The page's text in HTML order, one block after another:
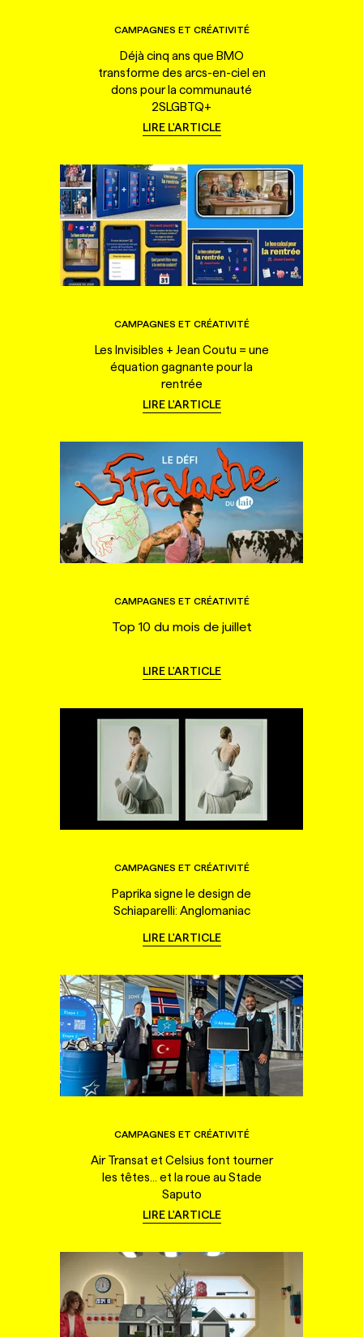
CAMPAGNES ET CRÉATIVITÉ
Déjà cinq ans que BMO
transforme des arcs-en-ciel en
dons pour la communauté
2SLGBTQ+
LIRE L'ARTICLE
CAMPAGNES ET CRÉATIVITÉ
Les Invisibles + Jean Coutu = une
équation gagnante pour la
rentrée
LIRE L'ARTICLE
CAMPAGNES ET CRÉATIVITÉ
Top 10 du mois de juillet
LIRE L'ARTICLE
CAMPAGNES ET CRÉATIVITÉ
Paprika signe le design de
Schiaparelli: Anglomaniac
LIRE L'ARTICLE
CAMPAGNES ET CRÉATIVITÉ
Air Transat et Celsius font tourner
les têtes... et la roue au Stade
Saputo
LIRE L'ARTICLE